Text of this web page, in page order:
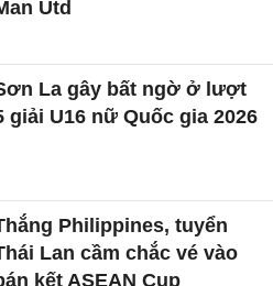
Utd
La gây bất ngờ ở lượt
giải U16 nữ Quốc gia 2026
Philippines, tuyển
Lan cầm chắc vé vào
kết ASEAN Cup